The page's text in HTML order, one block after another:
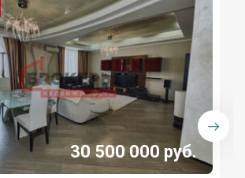
30 500 000 руб.